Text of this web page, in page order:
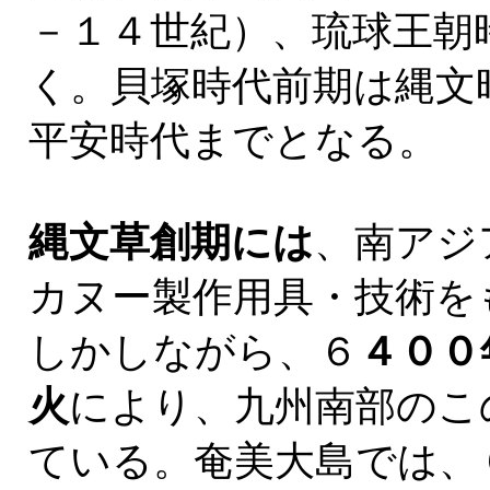
－１４世紀）、琉球王
く。貝塚時代前期は縄
平安時代までとなる。
縄文草創期には、南ア
カヌー製作用具・技術
しかしながら、６ ４０
火により、九州南部の
ている。奄美大島では